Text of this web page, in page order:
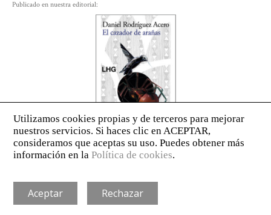
Publicado en nuestra editorial:
AVISO LEGAL POLÍTICA DE PRIVACIDAD